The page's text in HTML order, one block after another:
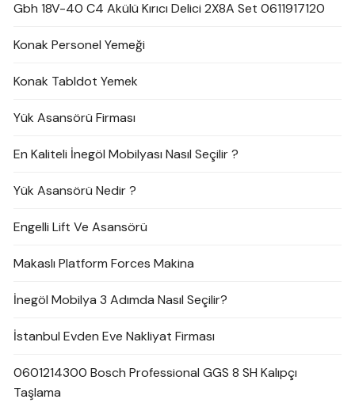
Gbh 18V-40 C4 Akülü Kırıcı Delici 2X8A Set 0611917120
Konak Personel Yemeği
Konak Tabldot Yemek
Yük Asansörü Firması
En Kaliteli İnegöl Mobilyası Nasıl Seçilir ?
Yük Asansörü Nedir ?
Engelli Lift Ve Asansörü
Makaslı Platform Forces Makina
İnegöl Mobilya 3 Adımda Nasıl Seçilir?
İstanbul Evden Eve Nakliyat Firması
0601214300 Bosch Professional GGS 8 SH Kalıpçı
Taşlama